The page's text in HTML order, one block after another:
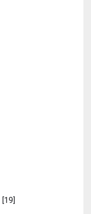
[19]